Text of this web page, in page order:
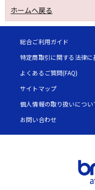
ホームへ戻る
総合ご利用ガイド
特定商取引に関する法律に
よくあるご質問(FAQ)
サイトマップ
個人情報の取り扱いについ
お問い合わせ